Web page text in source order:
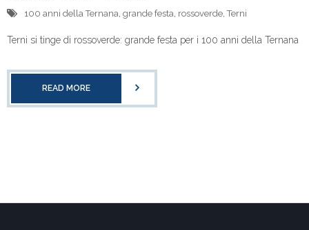
100 anni della Ternana grande festa rossoverde ,Terni
Terni si tinge di rossoverde: grande festa per i 100 anni della Ternana
READ MORE